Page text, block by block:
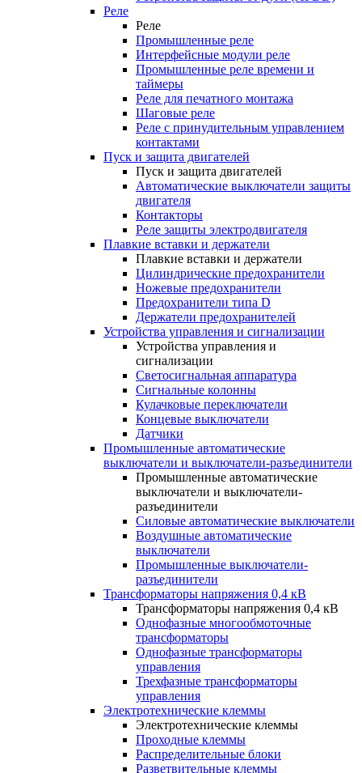
Реле
Реле
Промышленные реле
Интерфейсные модули реле
Промышленные реле времени и
таймеры
Реле для печатного монтажа
Шаговые реле
Реле с принудительным управлением
контактами
Пуск и защита двигателей
Пуск и защита двигателей
Автоматические выключатели защиты
двигателя
Контакторы
Реле защиты электродвигателя
Плавкие вставки и держатели
Плавкие вставки и держатели
Цилиндрические предохранители
Ножевые предохранители
Предохранители типа D
Держатели предохранителей
Устройства управления и сигнализации
Устройства управления и
сигнализации
Светосигнальная аппаратура
Сигнальные колонны
Кулачковые переключатели
Концевые выключатели
Датчики
Промышленные автоматические
выключатели и выключатели-разъединители
Промышленные автоматические
выключатели и выключатели-
разъединители
Силовые автоматические выключатели
Воздушные автоматические
выключатели
Промышленные выключатели-
разъединители
Трансформаторы напряжения 0,4 кВ
Трансформаторы напряжения 0,4 кВ
Однофазные многообмоточные
трансформаторы
Однофазные трансформаторы
управления
Трехфазные трансформаторы
управления
Электротехнические клеммы
Электротехнические клеммы
Проходные клеммы
Распределительные блоки
Разветвительные клеммы